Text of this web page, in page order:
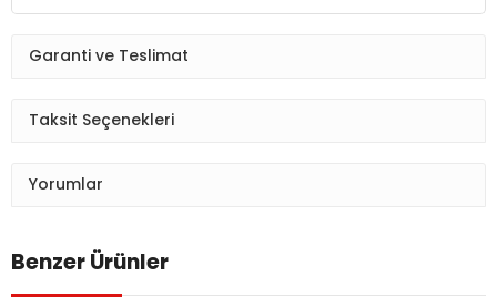
Garanti ve Teslimat
Taksit Seçenekleri
Yorumlar
Benzer Ürünler